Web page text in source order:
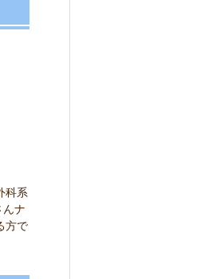
科系
ナ
方で